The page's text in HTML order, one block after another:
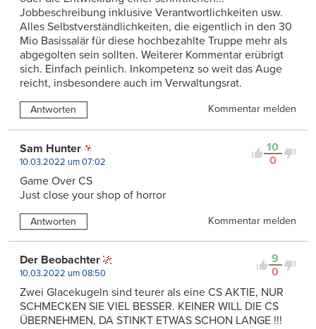
Jobbeschreibung inklusive Verantwortlichkeiten usw.
Alles Selbstverständlichkeiten, die eigentlich in den 30
Mio Basissalär für diese hochbezahlte Truppe mehr als
abgegolten sein sollten. Weiterer Kommentar erübrigt
sich. Einfach peinlich. Inkompetenz so weit das Auge
reicht, insbesondere auch im Verwaltungsrat.
Antworten Kommentar melden
10
0
Sam Hunter
10.03.2022 um 07:02
Game Over CS
Just close your shop of horror
Antworten Kommentar melden
9
0
Der Beobachter
10.03.2022 um 08:50
Zwei Glacekugeln sind teurer als eine CS AKTIE, NUR
SCHMECKEN SIE VIEL BESSER. KEINER WILL DIE CS
ÜBERNEHMEN, DA STINKT ETWAS SCHON LANGE !!!